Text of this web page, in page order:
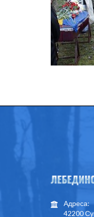
Адреса:
42200